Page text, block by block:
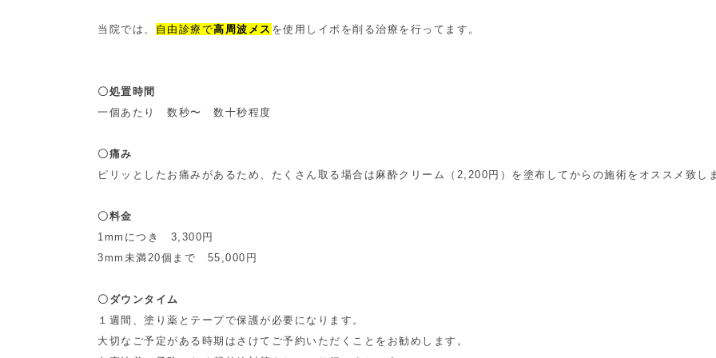
当院では、 自由診療で高周波メス を使用しイボを削る治療を行ってます。
〇処置時間
一個あたり 数秒〜 数十秒程度
〇痛み
ピリッとしたお痛みがあるため、たくさん取る場合は麻酔クリーム（2,200円）を塗布してからの施術をオススメ致し
〇料金
1mmにつき 3,300円
3mm未満20個まで 55,000円
〇ダウンタイム
１週間、塗り薬とテープで保護が必要になります。
大切なご予定がある時期はさけてご予約いただくことをお勧めします。